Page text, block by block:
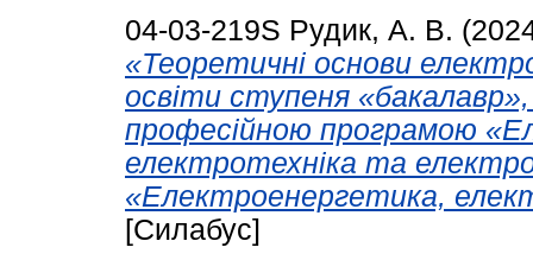
04-03-219S Рудик, А. В.
«Теоретичні основи
освіти ступеня
професійною програмою
електротехніка та
«Електроенергетика,
[Силабус]